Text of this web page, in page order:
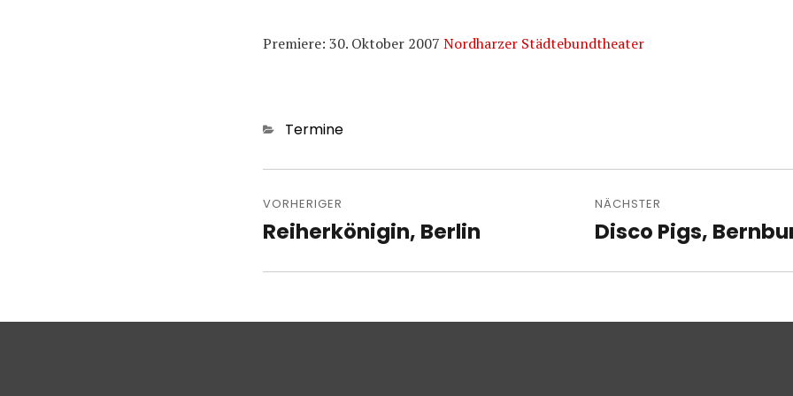
Premiere: 30. Oktober 2007 Nordharzer Städtebundtheater
Kategorien
Termine
VORHERIGER
Vorheriger
Reiherkönigin, Berlin
NÄCHSTER
Nächster
Disco Pigs,